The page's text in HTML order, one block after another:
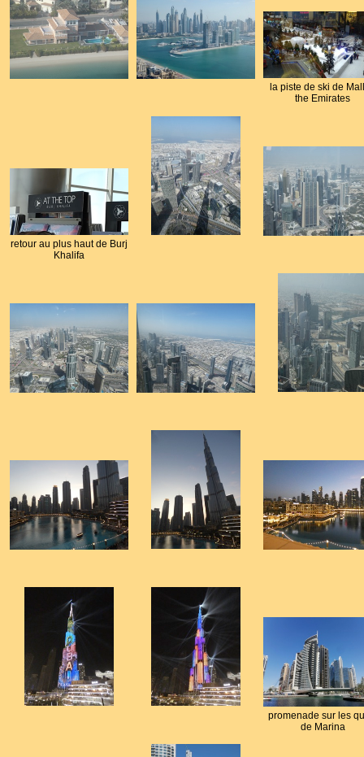
la piste de ski de
the Emirates
retour au plus haut de Burj
Khalifa
promenade sur les
de Marina